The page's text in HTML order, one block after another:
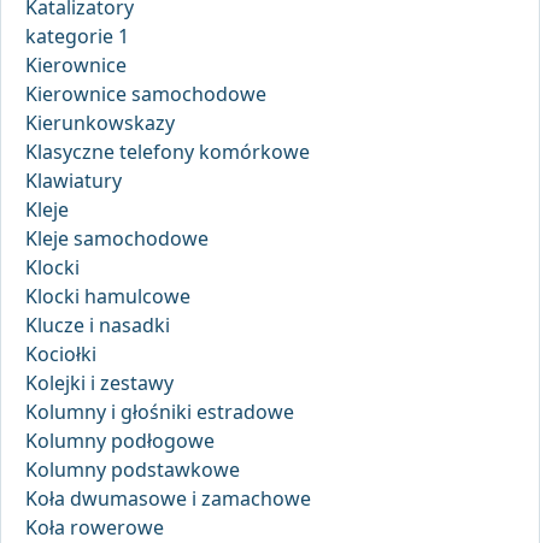
Katalizatory
kategorie 1
Kierownice
Kierownice samochodowe
Kierunkowskazy
Klasyczne telefony komórkowe
Klawiatury
Kleje
Kleje samochodowe
Klocki
Klocki hamulcowe
Klucze i nasadki
Kociołki
Kolejki i zestawy
Kolumny i głośniki estradowe
Kolumny podłogowe
Kolumny podstawkowe
Koła dwumasowe i zamachowe
Koła rowerowe